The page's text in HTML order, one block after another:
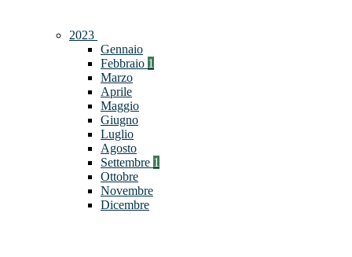
2023
Gennaio
Febbraio 1
Marzo
Aprile
Maggio
Giugno
Luglio
Agosto
Settembre 1
Ottobre
Novembre
Dicembre